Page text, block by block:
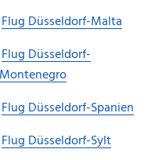
Flug Düsseldorf-Malta
Flug Düsseldorf-
Montenegro
Flug Düsseldorf-Spanien
Flug Düsseldorf-Sylt